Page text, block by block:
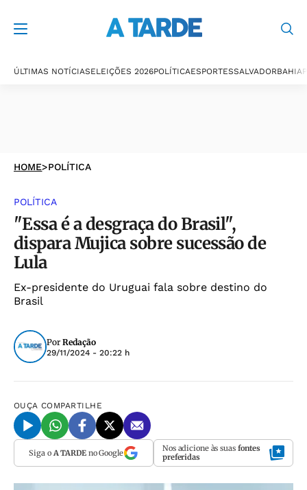
ÚLTIMAS NOTÍCIASELEIÇÕES 2026POLÍTICAESPORTESSALVADORBAHIA
HOME>POLÍTICA
POLÍTICA
"Essa é a desgraça do Brasil",
dispara Mujica sobre sucessão de
Lula
Ex-presidente do Uruguai fala sobre destino do
Brasil
Por Redação
29/11/2024 - 20:22 h
OUÇA COMPARTILHE
Siga o A TARDEno Google Nos adicione às suas fontes
preferidas